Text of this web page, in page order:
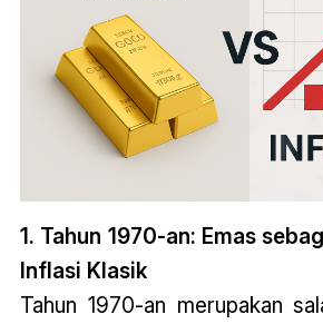
1. Tahun 1970-an: Emas
Inflasi Klasik
Tahun 1970-an merupakan